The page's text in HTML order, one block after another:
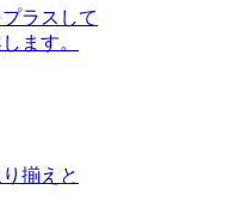
ラスして
ます。
揃えと